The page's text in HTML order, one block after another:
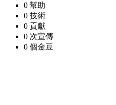
0 幫助
0 技術
0 貢獻
0 次宣傳
0 個金豆